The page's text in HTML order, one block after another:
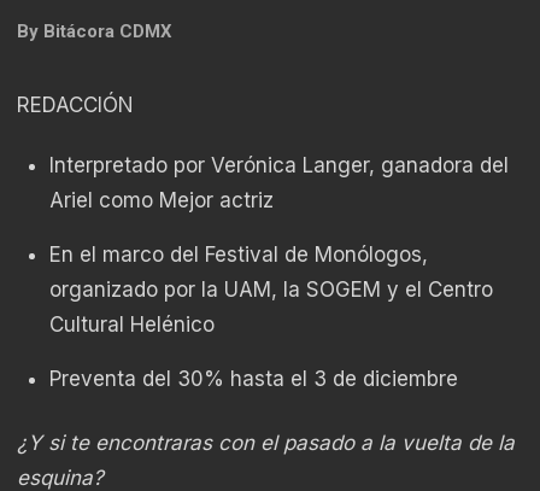
By Bitácora CDMX
REDACCIÓN
Interpretado por Verónica Langer, ganadora del
Ariel como Mejor actriz
En el marco del Festival de Monólogos,
organizado por la UAM, la SOGEM y el Centro
Cultural Helénico
Preventa del 30% hasta el 3 de diciembre
¿Y si te encontraras con el pasado a la vuelta de la
esquina?